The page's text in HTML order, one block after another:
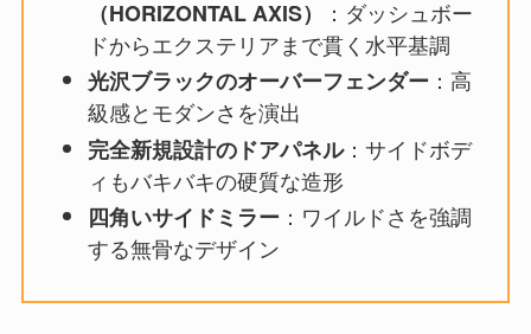
（HORIZONTAL AXIS）
：ダッシュボー
ドからエクステリアまで貫く水平基調
光沢ブラックのオーバーフェンダー ：高
級感とモダンさを演出
完全新規設計のドアパネル：サイドボデ
ィもバキバキの硬質な造形
四角いサイドミラー ：ワイルドさを強調
する無骨なデザイン